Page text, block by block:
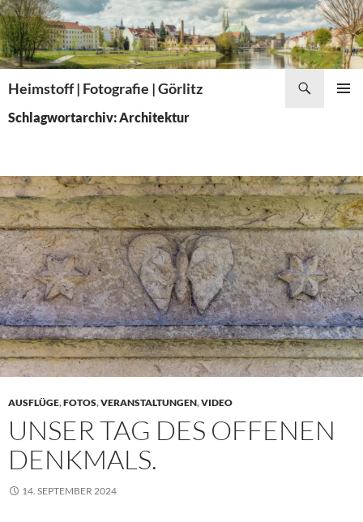
Zum
Inhalt
springen
Heimstoff | Fotografie | Görlitz
Schlagwortarchiv: Architektur
AUSFLÜGE,FOTOS,VERANSTALTUNGEN,VIDEO
UNSER TAG DES OFFENEN
DENKMALS.
14. SEPTEMBER 2024